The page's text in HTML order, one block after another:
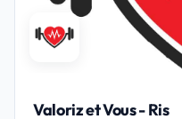
Valoriz et Vous - Ris